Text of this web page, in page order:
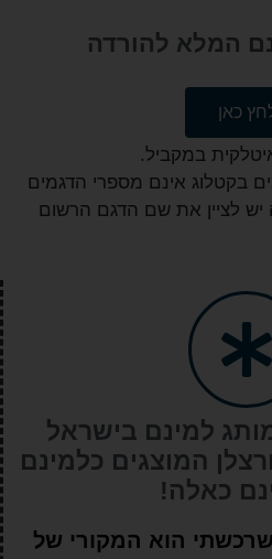
המלא להורדה
כאן
במקביל.
בקטלוג אינם מספרי הדגמים
יש לציין את שם הדגם הרשום
למינם בישראל
המוצגים כלמינם
כאלה!
הוא המקורי של